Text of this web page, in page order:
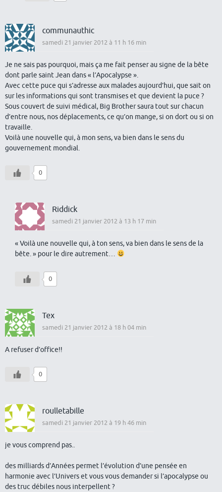
communauthic
samedi 21 janvier 2012 à 11 h 16 min
Je ne sais pas pourquoi, mais ça me fait penser au signe de la bête
dont parle saint Jean dans « l’Apocalypse ».
Avec cette puce qui s’adresse aux malades aujourd’hui, que sait on
sur les informations qui sont transmises et que devient la puce ?
Sous couvert de suivi médical, Big Brother saura tout sur chacun
d’entre nous, nos déplacements, ce qu’on mange, si on dort ou si on
travaille.
Voilà une nouvelle qui, à mon sens, va bien dans le sens du
gouvernement mondial.
0
Riddick
samedi 21 janvier 2012 à 13 h 17 min
« Voilà une nouvelle qui, à ton sens, va bien dans le sens de la
bête. » pour le dire autrement…
0
Tex
samedi 21 janvier 2012 à 18 h 04 min
A refuser d’office!!
0
roulletabille
samedi 21 janvier 2012 à 19 h 46 min
je vous comprend pas..
des milliards d’Années permet l’évolution d’une pensée en
harmonie avec l’Univers et vous vous demander si l’apocalypse ou
des truc débiles nous interpellent ?